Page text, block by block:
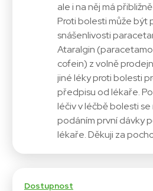
ale i na něj má
Proti bolesti může být
snášenlivosti
Ataralgin
cofein) z volně
jiné léky proti bolesti
předpisu od lékaře.
léčiv v léčbě bolesti
podáním první dávky
lékaře. Děkuji za
Dostupnost